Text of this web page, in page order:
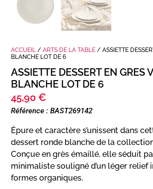
ACCUEIL /ARTS DE LA TABLE / ASSIETTE
BLANCHE LOT DE 6
ASSIETTE DESSERT EN GRES
BLANCHE LOT DE 6
45,90 €
Référence : BAST269142
Épure et caractère s’unissent dans
dessert ronde blanche de la
Conçue en grès émaillé, elle séduit
minimaliste souligné d’un léger relief
formes organiques.